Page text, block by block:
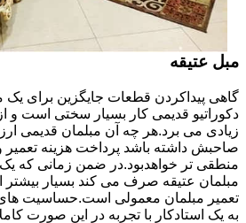
مبل عتیقه
گاهی پیداکردن قطعات جایگزین برای یک
دکوراتیو قدیمی کار بسیار سختی است و
زیادی می برد.هر چه آن مبلمان قدیمی
صاحبش داشته باشد پرداخت هزینه تعمیر
منطقی تر خواهدبود.در ضمن زمانی که یک
مبلمان عتیقه صرف می کند بسیار بیشتر
تعمیر مبلمان معمولی است.حساسیت
به یک استادکار با تجربه در این صورت